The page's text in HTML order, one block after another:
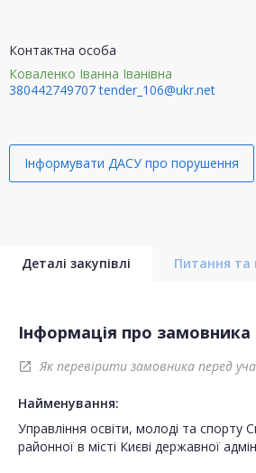
Контактна особа
Коваленко Іванна Іванівна
380442749707 tender_106@ukr.net
Інформувати ДАСУ про порушення
Деталі закупівлі Питання та
Інформація про замовника
open_in_new Як перевірити замовника перед
Найменування:
Управління освіти, молоді та спорту
районної в місті Києві державної